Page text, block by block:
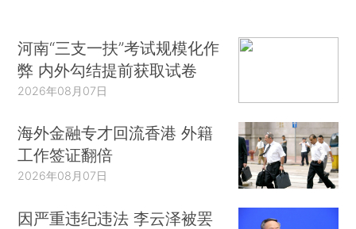
河南“三支一扶”考试规模化作
弊 内外勾结提前获取试卷
2026年08月07日
海外金融专才回流香港 外籍
工作签证翻倍
2026年08月07日
因严重违纪违法 李云泽被罢